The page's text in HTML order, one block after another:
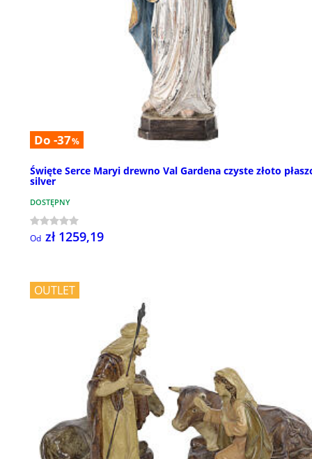
Do -37%
Święte Serce Maryi drewno Val Gardena czyste złoto
silver
DOSTĘPNY
Od zł 1259,19
OUTLET